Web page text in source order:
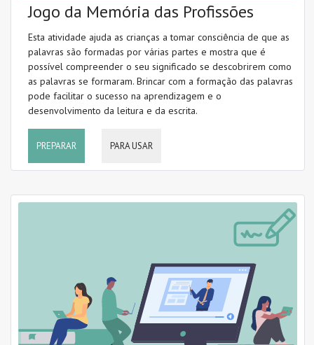
Jogo da Memória das Profissões
Esta atividade ajuda as crianças a tomar consciência de que as
palavras são formadas por várias partes e mostra que é
possível compreender o seu significado se descobrirem como
as palavras se formaram. Brincar com a formação das palavras
pode facilitar o sucesso na aprendizagem e o
desenvolvimento da leitura e da escrita.
PREPARAR PARA USAR